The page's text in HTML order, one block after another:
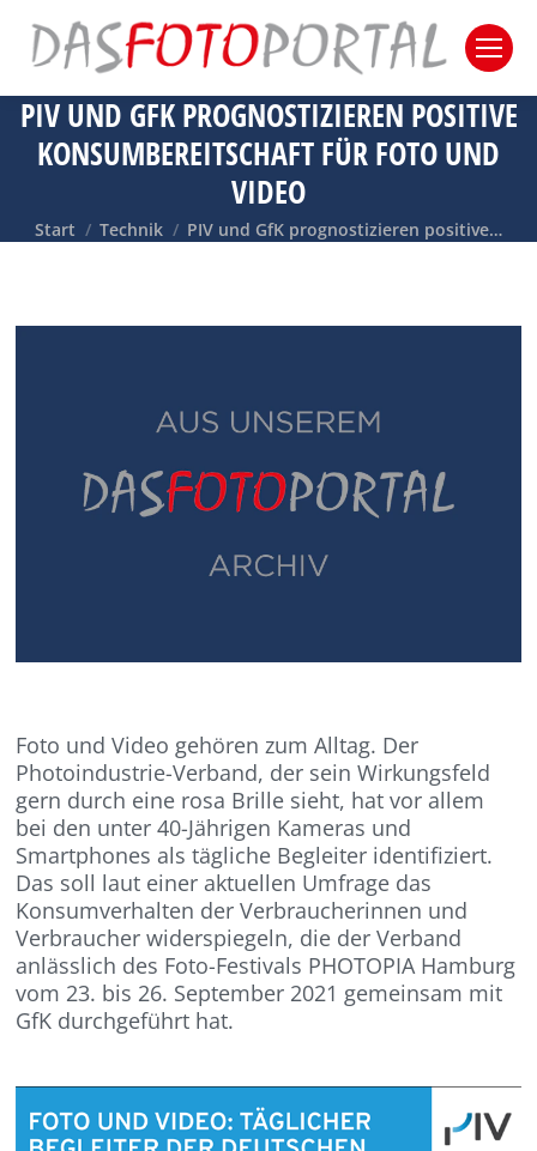
PIV UND GFK PROGNOSTIZIEREN POSITIVE
KONSUMBEREITSCHAFT FÜR FOTO UND
VIDEO
Sie befinden sich hier:
Start Technik PIV und GfK prognostizieren positive…
Foto und Video gehören zum Alltag. Der
Photoindustrie-Verband, der sein Wirkungsfeld
gern durch eine rosa Brille sieht, hat vor allem
bei den unter 40-Jährigen Kameras und
Smartphones als tägliche Begleiter identifiziert.
Das soll laut einer aktuellen Umfrage das
Konsumverhalten der Verbraucherinnen und
Verbraucher widerspiegeln, die der Verband
anlässlich des Foto-Festivals PHOTOPIA Hamburg
vom 23. bis 26. September 2021 gemeinsam mit
GfK durchgeführt hat.